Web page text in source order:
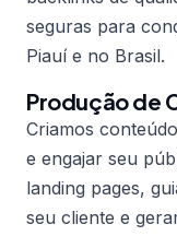
seguras para
Piauí e no Brasil.
Produção de
Criamos
e engajar seu
landing pages,
seu cliente e